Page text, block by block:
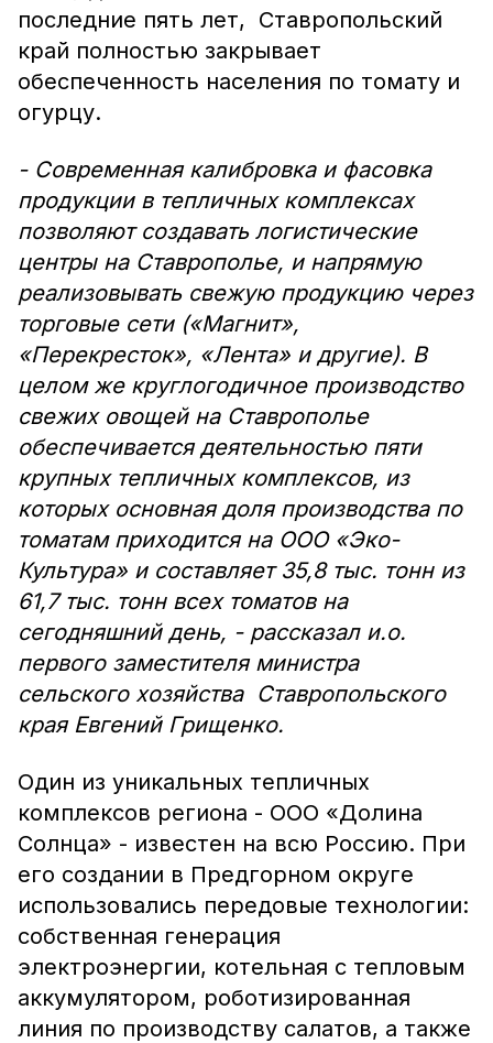
последние пять лет, Ставропольский
край полностью закрывает
обеспеченность населения по томату и
огурцу.
- Современная калибровка и фасовка
продукции в тепличных комплексах
позволяют создавать логистические
центры на Ставрополье, и напрямую
реализовывать свежую продукцию через
торговые сети («Магнит»,
«Перекресток», «Лента» и другие). В
целом же круглогодичное производство
свежих овощей на Ставрополье
обеспечивается деятельностью пяти
крупных тепличных комплексов, из
которых основная доля производства по
томатам приходится на ООО «Эко-
Культура» и составляет 35,8 тыс. тонн из
61,7 тыс. тонн всех томатов на
сегодняшний день, - рассказал и.о.
первого заместителя министра
сельского хозяйства Ставропольского
края Евгений Грищенко.
Один из уникальных тепличных
комплексов региона - ООО «Долина
Солнца» - известен на всю Россию. При
его создании в Предгорном округе
использовались передовые технологии:
собственная генерация
электроэнергии, котельная с тепловым
аккумулятором, роботизированная
линия по производству салатов, а также